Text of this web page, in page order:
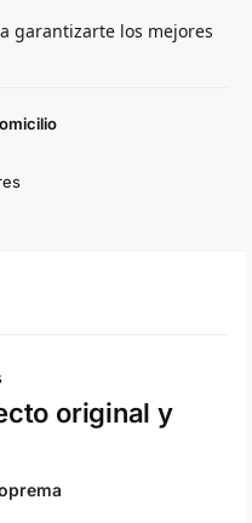
garantizarte los mejores
original y